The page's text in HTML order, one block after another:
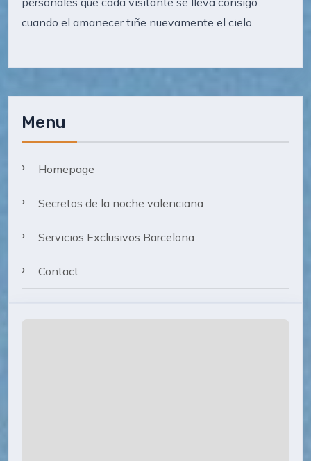
cuando el amanecer tiñe nuevamente el cielo.
Menu
Homepage
Secretos de la noche valenciana
Servicios Exclusivos Barcelona
Contact